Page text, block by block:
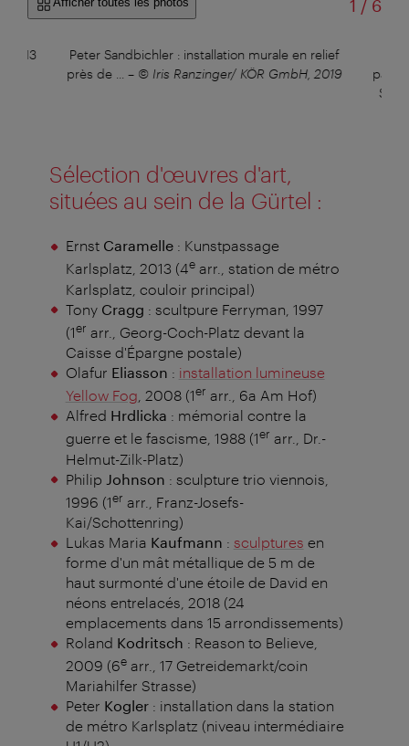
1 /sur
6
2013
Peter Sandbichler : installation murale en relief
près de ...
– © Iris Ranzinger/ KÖR GmbH, 2019
Sélection d'œuvres d'art,
situées au sein de la Gürtel :
Ernst Caramelle: Kunstpassage
Karlsplatz, 2013 (4earr., station de métro
Karlsplatz, couloir principal)
Tony Cragg : scultpure Ferryman, 1997
(1er arr., Georg-Coch-Platz devant la
Caisse d'Épargne postale)
Olafur Eliasson : installation lumineuse
Yellow Fog , 2008 (1er arr., 6a Am Hof)
Alfred Hrdlicka : mémorial contre la
guerre et le fascisme, 1988 (1er arr., Dr.-
Helmut-Zilk-Platz)
Philip Johnson : sculpture trio viennois,
1996 (1er arr., Franz-Josefs-
Kai/Schottenring)
Lukas Maria Kaufmann : sculptures en
forme d'un mât métallique de 5 m de
haut surmonté d'une étoile de David en
néons entrelacés, 2018 (24
emplacements dans 15 arrondissements)
Roland Kodritsch : Reason to Believe,
2009 (6earr., 17 Getreidemarkt/coin
Mariahilfer Strasse)
Peter Kogler: installation dans la station
de métro Karlsplatz (niveau intermédiaire